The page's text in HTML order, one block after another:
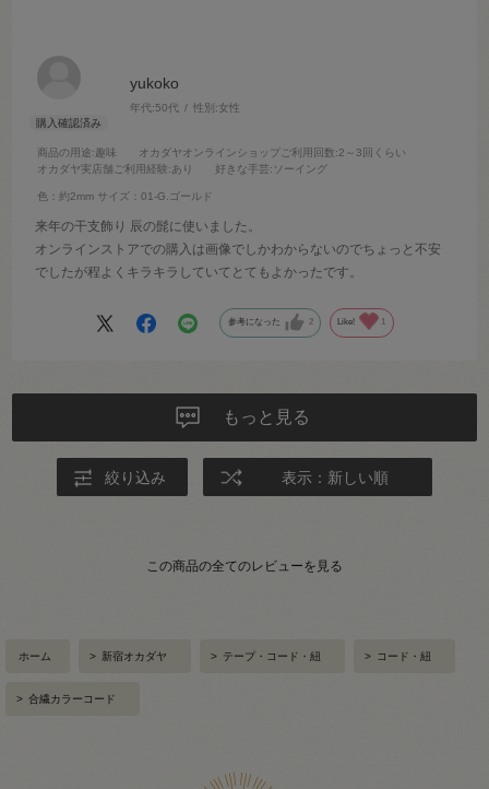
yukoko
年代:50代 性別:女性
商品の用途:趣味 オカダヤオンラインショップご利用回数:2～3回くらい
オカダヤ実店舗ご利用経験:あり 好きな手芸:ソーイング
色：約2mm サイズ：01-G.ゴールド
来年の干支飾り 辰の髭に使いました。
オンラインストアでの購入は画像でしかわからないのでちょっと不安
でしたが程よくキラキラしていてとてもよかったです。
参考になった 2 Like! 1
もっと見る
絞り込み 表示：新しい順
この商品の全てのレビューを見る
ホーム > 新宿オカダヤ > テープ・コード・紐 > コード・紐
> 合繊カラーコード